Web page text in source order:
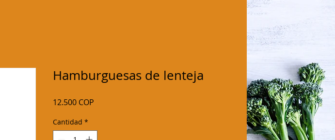
Hamburguesas de lenteja
12.500 COP
Cantidad *